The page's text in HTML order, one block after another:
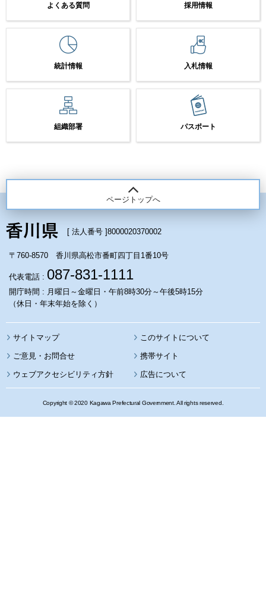
よくある質問 採用情報
統計情報 入札情報
組織部署 パスポート
ページトップへ
[ 法人番号 ]8000020370002
〒760-8570 香川県高松市番町四丁目1番10号
代表電話 : 087-831-1111
開庁時間 : 月曜日～金曜日・午前8時30分～午後5時15分
（休日・年末年始を除く）
サイトマップ このサイトについて
携帯サイト
ウェブアクセシビリティ方針 広告について
Copyright © 2020 Kagawa Prefectural Government. All rights reserved.